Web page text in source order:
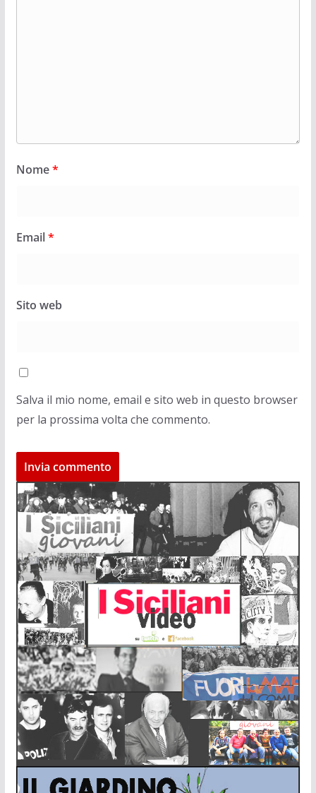
Nome*
Email*
Sito web
Salva il mio nome, email e sito web in questo browser
per la prossima volta che commento.